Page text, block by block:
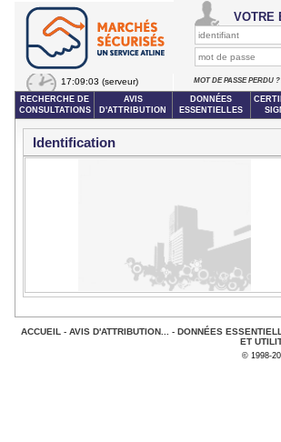
17:09:03 (serveur)
VOTRE
MOT DE PASSE PERDU ?
RECHERCHE DE
CONSULTATIONS
AVIS
D'ATTRIBUTION
DONNÉES
ESSENTIELLES
Identification
ACCUEIL - AVIS D'ATTRIBUTION... - DONNÉES
ET
© 1998-